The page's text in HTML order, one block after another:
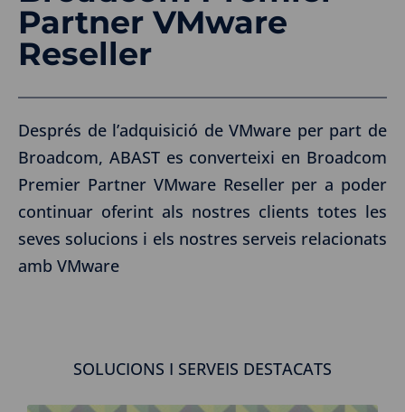
Partner VMware
Reseller
Després de l’adquisició de VMware per part de
Broadcom, ABAST es converteixi en Broadcom
Premier Partner VMware Reseller per a poder
continuar oferint als nostres clients totes les
seves solucions i els nostres serveis relacionats
amb VMware
SOLUCIONS I SERVEIS DESTACATS